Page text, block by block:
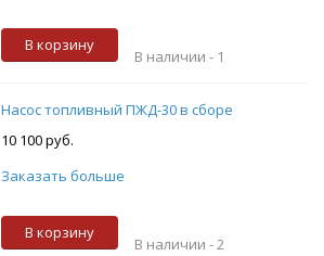
В корзину
В наличии - 1
Насос топливный ПЖД-30 в сборе
10 100 руб.
Заказать больше
В корзину
В наличии -2